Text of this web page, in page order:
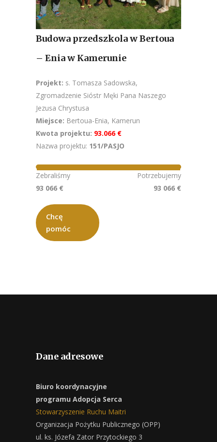
Budowa przedszkola w Bertoua
– Enia w Kamerunie
Projekt: s. Tomasza Sadowska,
Zgromadzenie Sióstr Męki Pana Naszego
Jezusa Chrystusa
Miejsce: Bertoua-Enia, Kamerun
Kwota projektu: 93.066 €
Nazwa projektu: 151/PASJO
Chcę
pomóc
Zebraliśmy
93 066 €
Potrzebujemy
93 066 €
Dane adresowe
Biuro koordynacyjne
programu Adopcja Serca
Stowarzyszenie Ruchu Maitri
Organizacja Pożytku Publicznego (OPP)
ul. ks. Józefa Zator Przytockiego 3